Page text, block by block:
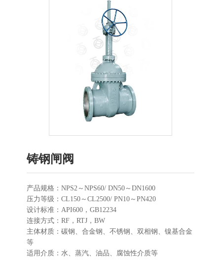
铸钢闸阀
产品规格：NPS2～NPS60/ DN50～DN1600
压力等级：CL150～CL2500/ PN10～PN420
设计标准：API600，GB12234
连接方式：RF，RTJ，BW
主体材质：碳钢、合金钢、不锈钢、双相钢、镍基合金
等
适用介质：水、蒸汽、油品、腐蚀性介质等